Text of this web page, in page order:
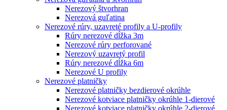
Nerezový štvorhran
Nerezová guľatina
Nerezové rúry, uzavreté profily a U-profily
Rúry nerezové dĺžka 3m
Nerezové rúry perforované
Nerezový uzavretý profil
Rúry nerezové dĺžka 6m
Nerezové U profily
Nerezové platničky
Nerezové platničky bezdierové okrúhle
Nerezové kotviace platničky okrúhle 1-dierové
Nerezové kotviace platničky okrúhle 2-dierové